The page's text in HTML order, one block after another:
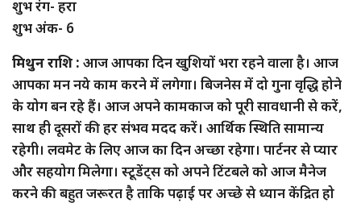
शुभ रंग- हरा
शुभ अंक- 6
मिथुन राशि : आज आपका दिन खुशियों भरा रहने वाला है। आज
आपका मन नये काम करने में लगेगा। बिजनेस में दो गुना वृद्धि होने
के योग बन रहे हैं। आज अपने कामकाज को पूरी सावधानी से करें,
साथ ही दूसरों की हर संभव मदद करें। आर्थिक स्थिति सामान्य
रहेगी। लवमेट के लिए आज का दिन अच्छा रहेगा। पार्टनर से प्यार
और सहयोग मिलेगा। स्टूडेंट्स को अपने टिंटबले को आज मैनेज
करने की बहुत जरूरत है ताकि पढ़ाई पर अच्छे से ध्यान केंद्रित हो